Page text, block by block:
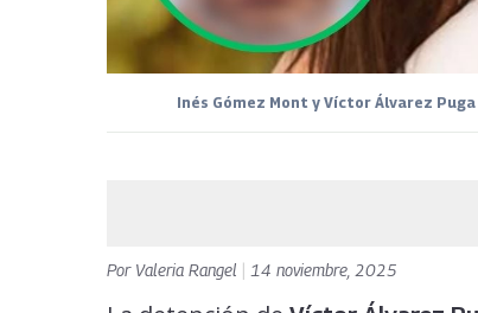
Inés Gómez Mont y Víctor Álvarez
Por Valeria Rangel 14 noviembre, 2025